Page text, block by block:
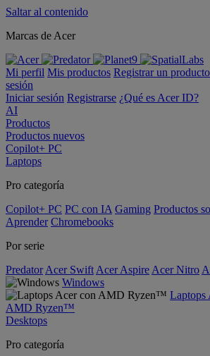
Saltar al contenido
Marcas de Acer
Mi perfil Mis productos Registrar un producto
sesión
Iniciar sesión Registrarse ¿Qué es Acer ID?
AI
Productos
Productos nuevos
Copilot+ PC
Laptops
Pro categoría
Copilot+ PC PC con IA Gaming Productos
Aprender Chromebooks
Por serie
Predator Acer Swift Acer Aspire Acer Nitro
Windows
Laptops
AMD Ryzen™
Desktops
Pro categoría